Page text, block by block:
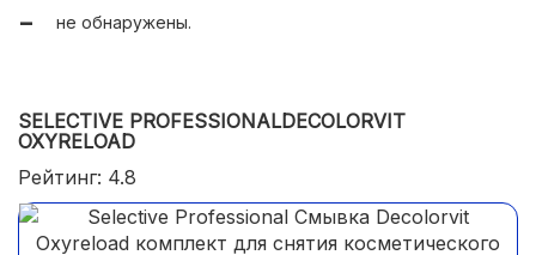
не обнаружены.
SELECTIVE PROFESSIONALDECOLORVIT
OXYRELOAD
Рейтинг: 4.8